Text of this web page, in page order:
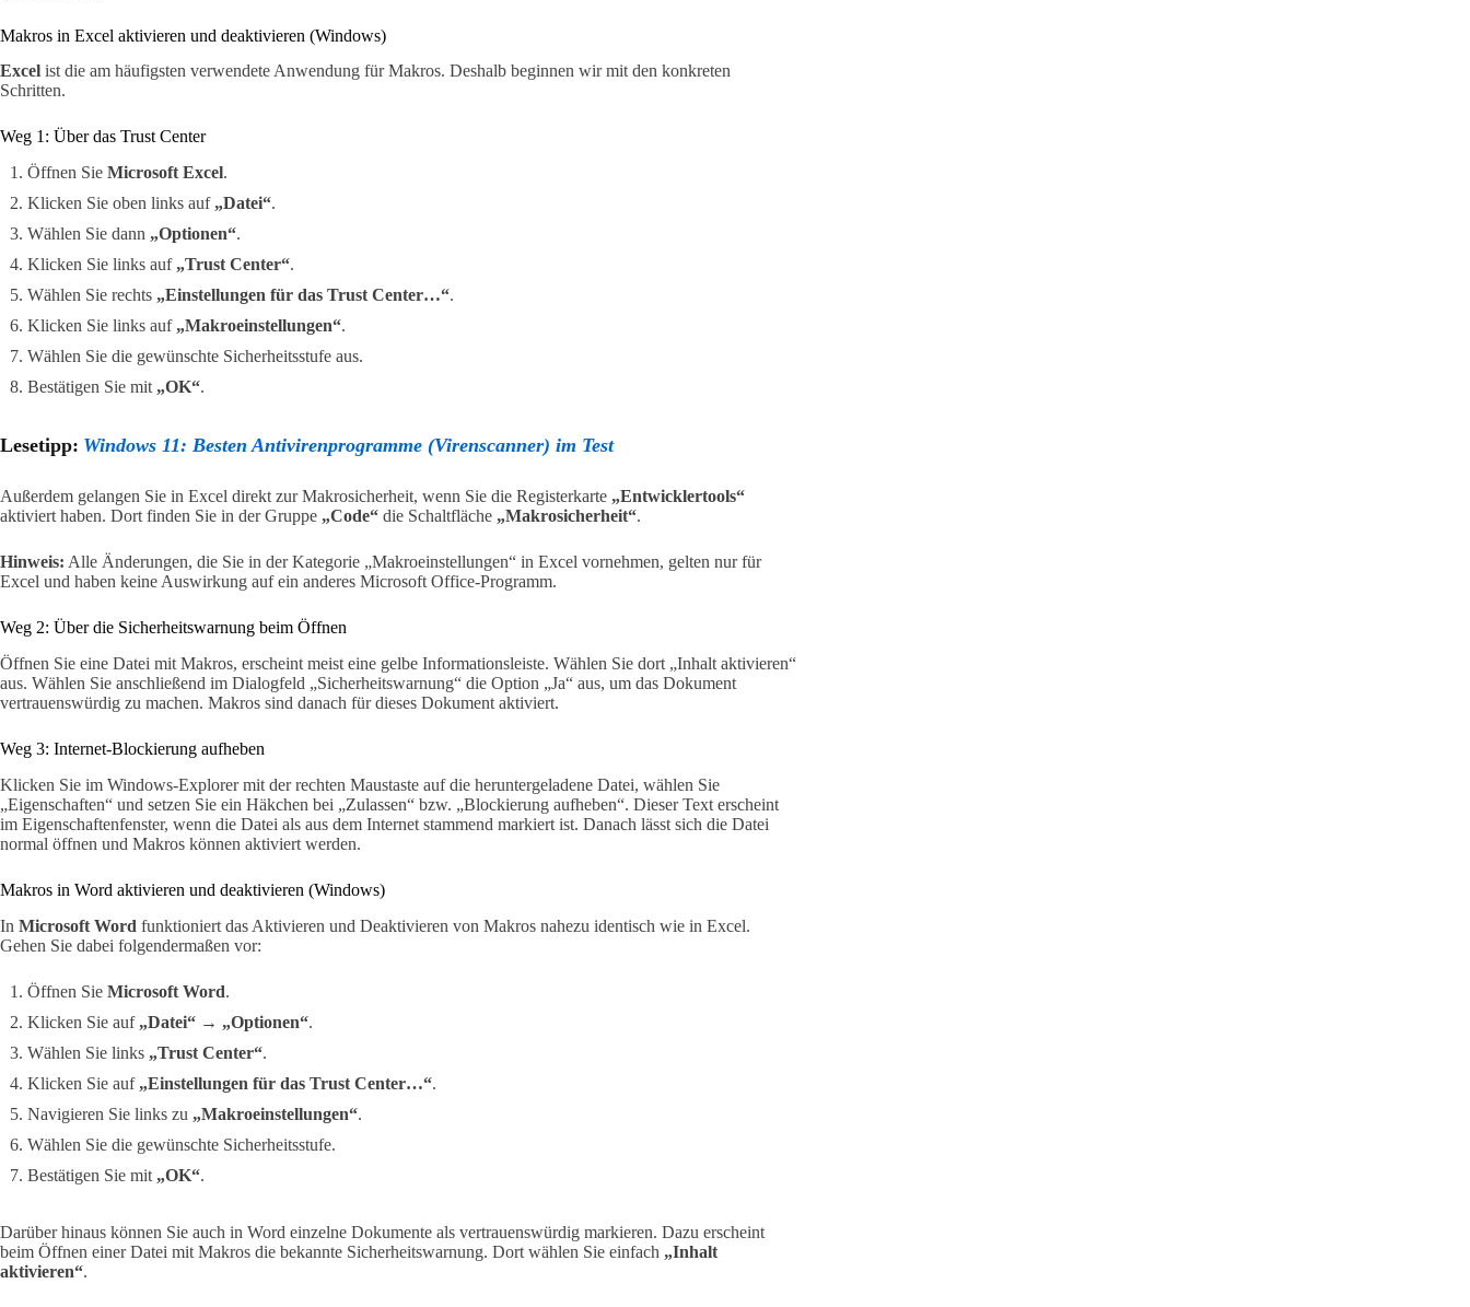
Makros in Excel aktivieren und deaktivieren (Windows)
Excel ist die am häufigsten verwendete Anwendung für Makros. Deshalb beginnen wir mit den konkreten
Schritten.
Weg 1: Über das Trust Center
Öffnen Sie Microsoft Excel.
Klicken Sie oben links auf „Datei“.
Wählen Sie dann „Optionen“.
Klicken Sie links auf „Trust Center“.
Wählen Sie rechts „Einstellungen für das Trust Center…“.
Klicken Sie links auf „Makroeinstellungen“.
Wählen Sie die gewünschte Sicherheitsstufe aus.
Bestätigen Sie mit „OK“.
Lesetipp: Windows 11: Besten Antivirenprogramme (Virenscanner) im Test
Außerdem gelangen Sie in Excel direkt zur Makrosicherheit, wenn Sie die Registerkarte „Entwicklertools“
aktiviert haben. Dort finden Sie in der Gruppe „Code“ die Schaltfläche „Makrosicherheit“.
Hinweis: Alle Änderungen, die Sie in der Kategorie „Makroeinstellungen“ in Excel vornehmen, gelten nur für
Excel und haben keine Auswirkung auf ein anderes Microsoft Office-Programm.
Weg 2: Über die Sicherheitswarnung beim Öffnen
Öffnen Sie eine Datei mit Makros, erscheint meist eine gelbe Informationsleiste. Wählen Sie dort „Inhalt aktivieren“
aus. Wählen Sie anschließend im Dialogfeld „Sicherheitswarnung“ die Option „Ja“ aus, um das Dokument
vertrauenswürdig zu machen. Makros sind danach für dieses Dokument aktiviert.
Weg 3: Internet-Blockierung aufheben
Klicken Sie im Windows-Explorer mit der rechten Maustaste auf die heruntergeladene Datei, wählen Sie
„Eigenschaften“ und setzen Sie ein Häkchen bei „Zulassen“ bzw. „Blockierung aufheben“. Dieser Text erscheint
im Eigenschaftenfenster, wenn die Datei als aus dem Internet stammend markiert ist. Danach lässt sich die Datei
normal öffnen und Makros können aktiviert werden.
Makros in Word aktivieren und deaktivieren (Windows)
In Microsoft Word funktioniert das Aktivieren und Deaktivieren von Makros nahezu identisch wie in Excel.
Gehen Sie dabei folgendermaßen vor:
Öffnen Sie Microsoft Word.
Klicken Sie auf „Datei“ → „Optionen“.
Wählen Sie links „Trust Center“.
Klicken Sie auf „Einstellungen für das Trust Center…“.
Navigieren Sie links zu „Makroeinstellungen“.
Wählen Sie die gewünschte Sicherheitsstufe.
Bestätigen Sie mit „OK“.
Darüber hinaus können Sie auch in Word einzelne Dokumente als vertrauenswürdig markieren. Dazu erscheint
beim Öffnen einer Datei mit Makros die bekannte Sicherheitswarnung. Dort wählen Sie einfach „Inhalt
aktivieren“.